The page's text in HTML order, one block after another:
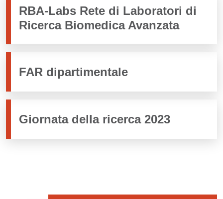
RBA-Labs Rete di Laboratori di
Ricerca Biomedica Avanzata
FAR dipartimentale
Giornata della ricerca 2023